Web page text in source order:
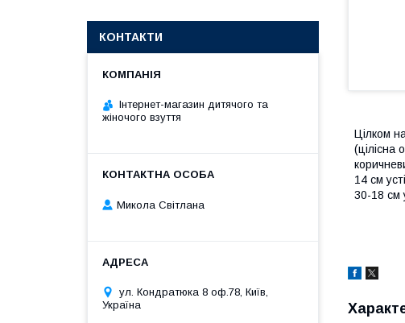
Цілком
(цілісна
14 см
30-18 см
КОНТАКТИ
Інтернет-магазин дитячого та
жіночого взуття
Микола Світлана
ул. Кондратюка 8 оф.78, Київ,
Україна